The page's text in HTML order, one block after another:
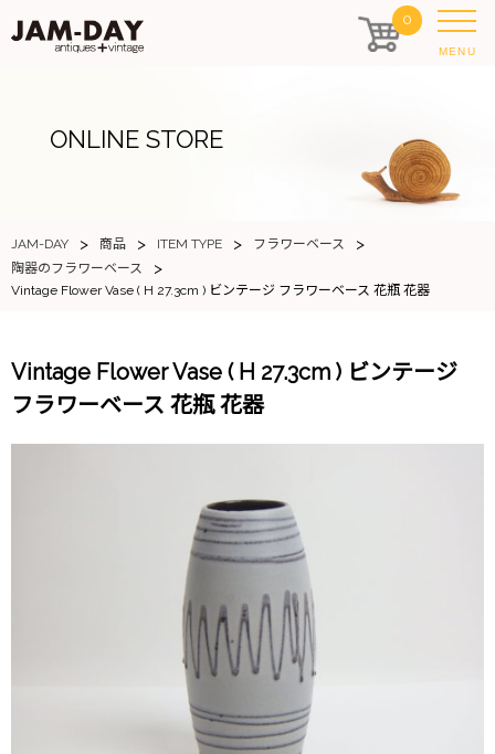
0
MENU
ONLINE STORE
JAM-DAY > 商品 > ITEM TYPE > フラワーベース >
陶器のフラワーベース >
Vintage Flower Vase ( H 27.3cm ) ビンテージ フラワーベース 花瓶 花器
Vintage Flower Vase ( H 27.3cm ) ビンテージ
フラワーベース 花瓶 花器